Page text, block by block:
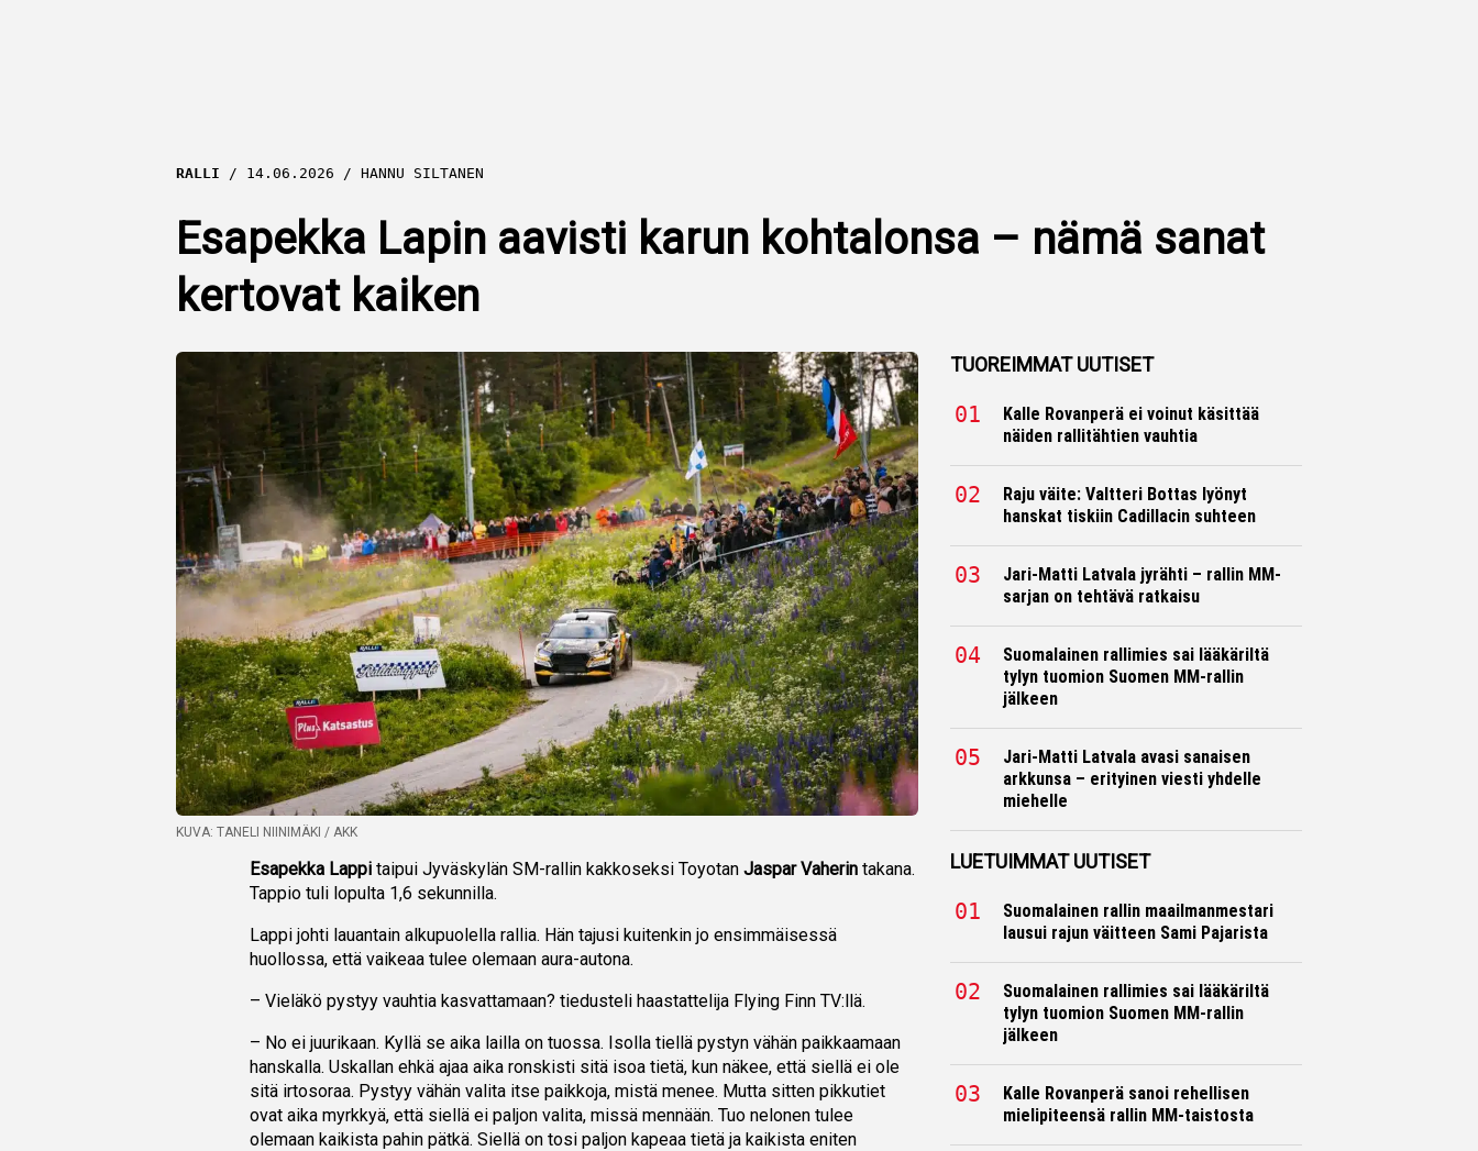
RALLI 14.06.2026 HANNU SILTANEN
Esapekka Lapin aavisti karun kohtalonsa – nämä sanat
kertovat kaiken
KUVA: TANELI NIINIMÄKI / AKK
Esapekka Lappi taipui Jyväskylän SM-rallin kakkoseksi ToyotanJaspar Vaherin takana.
Tappio tuli lopulta 1,6 sekunnilla.
Lappi johti lauantain alkupuolella rallia. Hän tajusi kuitenkin jo ensimmäisessä
huollossa, että vaikeaa tulee olemaan aura-autona.
– Vieläkö pystyy vauhtia kasvattamaan? tiedusteli haastattelija Flying Finn TV:llä.
– No ei juurikaan. Kyllä se aika lailla on tuossa. Isolla tiellä pystyn vähän paikkaamaan
hanskalla. Uskallan ehkä ajaa aika ronskisti sitä isoa tietä, kun näkee, että siellä ei ole
sitä irtosoraa. Pystyy vähän valita itse paikkoja, mistä menee. Mutta sitten pikkutiet
ovat aika myrkkyä, että siellä ei paljon valita, missä mennään. Tuo nelonen tulee
olemaan kaikista pahin pätkä. Siellä on tosi paljon kapeaa tietä ja kaikista eniten
TUOREIMMAT UUTISET
Kalle Rovanperä ei voinut käsittää
näiden rallitähtien vauhtia
Raju väite: Valtteri Bottas lyönyt
hanskat tiskiin Cadillacin suhteen
Jari-Matti Latvala jyrähti – rallin MM-
sarjan on tehtävä ratkaisu
Suomalainen rallimies sai lääkäriltä
tylyn tuomion Suomen MM-rallin
jälkeen
Jari-Matti Latvala avasi sanaisen
arkkunsa – erityinen viesti yhdelle
miehelle
LUETUIMMAT UUTISET
Suomalainen rallin maailmanmestari
lausui rajun väitteen Sami Pajarista
Suomalainen rallimies sai lääkäriltä
tylyn tuomion Suomen MM-rallin
jälkeen
Kalle Rovanperä sanoi rehellisen
mielipiteensä rallin MM-taistosta